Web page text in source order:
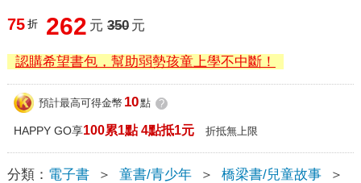
75 折 262 元 350 元
認購希望書包，幫助弱勢孩童上學不中斷！
預計最高可得金幣 10點 ?
HAPPY GO享100累1點 4點抵1元 折抵無上限
分類： 電子書 ＞ 童書/青少年 ＞ 橋梁書/兒童故事
＞